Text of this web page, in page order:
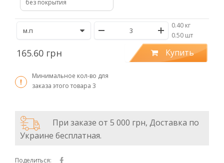
без покрытия
0.40 кг
/0.50 шт
165.60 грн Купить
Минимальное кол-во для
заказа этого товара 3
При заказе от 5 000 грн, Доставка по
Украине бесплатная.
Поделиться: